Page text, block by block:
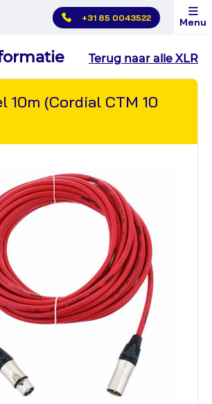
+31 85 0043522 Menu
Terug naar alle XLR
10m (Cordial CTM 10